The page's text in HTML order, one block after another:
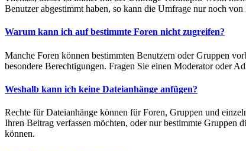
Benutzer abgestimmt haben, so kann die Umfrage nur noch
Warum kann ich auf bestimmte Foren nicht zugreifen?
Manche Foren können bestimmten Benutzern oder Gruppen
besondere Berechtigungen. Fragen Sie einen Moderator oder
Weshalb kann ich keine Dateianhänge anfügen?
Rechte für Dateianhänge können für Foren, Gruppen und
Ihren Beitrag verfassen möchten, oder nur bestimmte Gruppen
können.